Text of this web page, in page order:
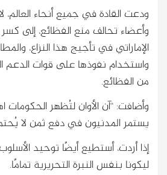
ودعت القادة في جميع أنحاء العالم،
وأعضاء تحالف منع الفظائع، إلى
الإماراتي في تأجيج هذا النزاع،
واستخدام نفوذها على قوات الدعم
من الفظائع.
وأضافت: “آن الأوان لتُظهر الحكومات
يستمر المدنيون في دفع ثمن لا
إذا أردت، أستطيع أيضًا توحيد
ليكونا بنفس النبرة التحريرية تمامًا.